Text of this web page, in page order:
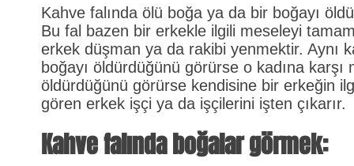
Kahve falında ölü boğa ya da bir boğayı
Bu fal bazen bir erkekle ilgili meseleyi
erkek düşman ya da rakibi yenmektir. Aynı
boğayı öldürdüğünü görürse o kadına
öldürdüğünü görürse kendisine bir erkeğin
gören erkek işçi ya da işçilerini işten çıkarır.
Kahve falında boğalar görmek: